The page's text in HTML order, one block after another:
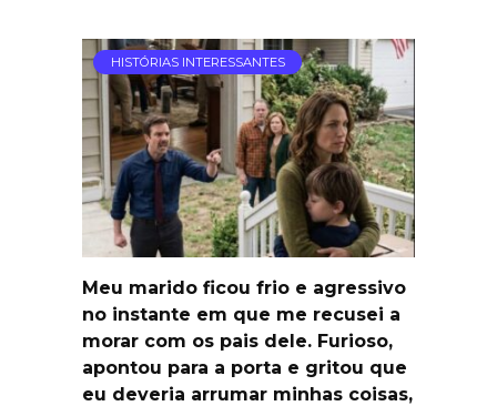
HISTÓRIAS INTERESSANTES
Meu marido ficou frio e agressivo
no instante em que me recusei a
morar com os pais dele. Furioso,
apontou para a porta e gritou que
eu deveria arrumar minhas coisas,